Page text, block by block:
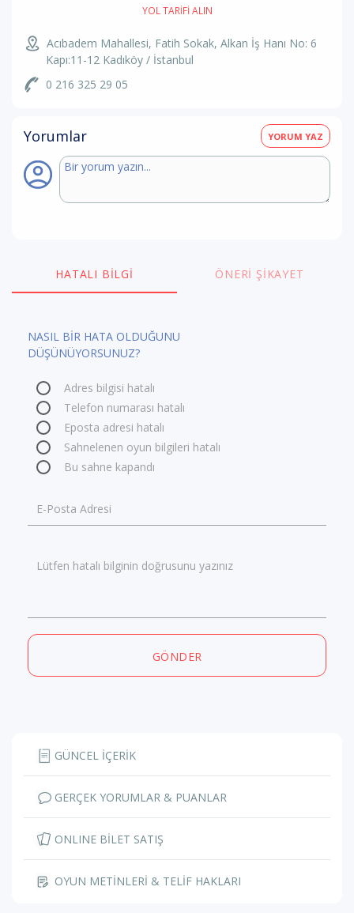
YOL TARIFI ALIN
Acıbadem Mahallesi, Fatih Sokak, Alkan İş Hanı No: 6
Kapı:11-12 Kadıköy / İstanbul
0 216 325 29 05
Yorumlar YORUM YAZ
HATALI BILGI ÖNERI ŞIKAYET
NASIL BİR HATA OLDUĞUNU
DÜŞÜNÜYORSUNUZ?
Adres bilgisi hatalı
Telefon numarası hatalı
Eposta adresi hatalı
Sahnelenen oyun bilgileri hatalı
Bu sahne kapandı
E-Posta Adresi
Lütfen hatalı bilginin doğrusunu yazınız
GÖNDER
GÜNCEL İÇERİK
GERÇEK YORUMLAR & PUANLAR
ONLINE BİLET SATIŞ
OYUN METİNLERİ & TELİF HAKLARI